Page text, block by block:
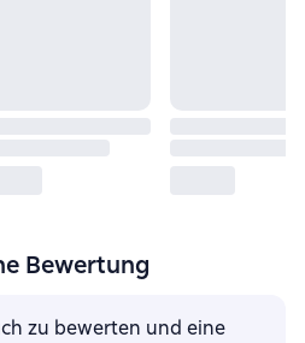
Bewertung
zu bewerten und eine